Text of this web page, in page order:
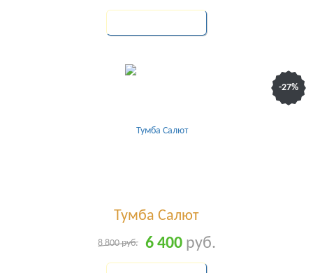
Тумба Салют
8 800руб. 6 400руб.
-27%